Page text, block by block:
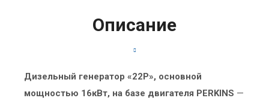
Описание
Дизельный генератор «22P», основной
мощностью 16кВт, на базе двигателя PERKINS —